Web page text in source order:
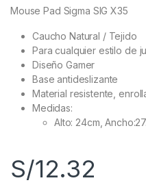
Mouse Pad Sigma SIG X35
Caucho Natural / Tejido
Para cualquier estilo de
Diseño Gamer
Base antideslizante
Material resistente,
Medidas:
Alto: 24cm,
S/12.32